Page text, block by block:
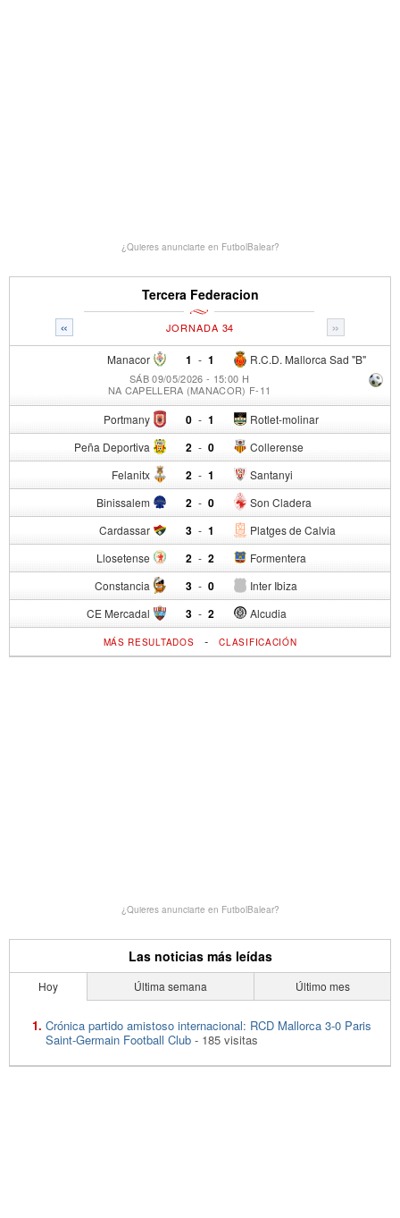
¿Quieres anunciarte en FutbolBalear?
Tercera Federacion
« »
JORNADA 34
Manacor 1 - R.C.D. Mallorca Sad "B"
1
SÁB 09/05/2026 - 15:00 H
NA CAPELLERA (MANACOR) F-11
Portmany 0 - Rotlet-molinar
1
Peña Deportiva 2 - Collerense
0
Felanitx 2 - Santanyi
1
Binissalem 2 - Son Cladera
0
Cardassar 3 - Platges de Calvia
1
Llosetense 2 - Formentera
2
Constancia 3 - Inter Ibiza
0
CE Mercadal 3 - Alcudia
2
MÁS RESULTADOS -CLASIFICACIÓN
¿Quieres anunciarte en FutbolBalear?
Las noticias más leídas
Hoy Última semana Último mes
Crónica partido amistoso internacional: RCD Mallorca 3-0 Paris
Saint-Germain Football Club - 185 visitas